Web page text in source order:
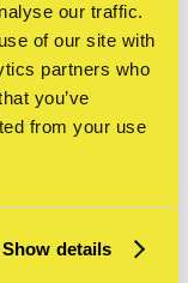
our traffic.
of our site with
partners who
you’ve
from your use
Show details